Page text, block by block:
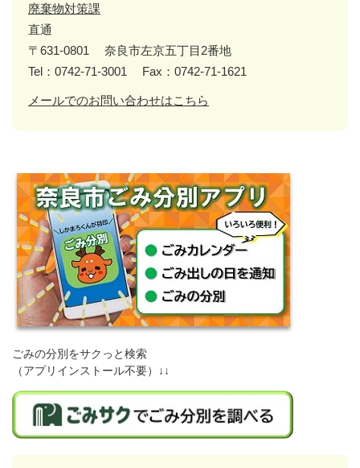
廃棄物対策課
直通
〒631-0801
奈良市左京五丁目2番地
Tel：0742-71-3001
Fax：0742-71-1621
メールでのお問い合わせはこちら
ごみの分別をサクっと検索
（アプリインストール不要）↓↓